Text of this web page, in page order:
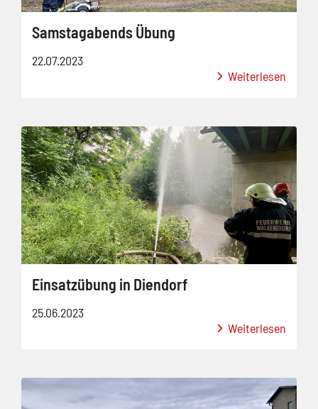
Samstagabends Übung
22.07.2023
Weiterlesen
Einsatzübung in Diendorf
25.06.2023
Weiterlesen